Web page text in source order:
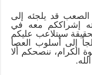
قد يلجئه إلى
إشراككم معه في
سيتلاعب عليكم
إلى أسلوب العصا
الكرام، ننصحكم ألا